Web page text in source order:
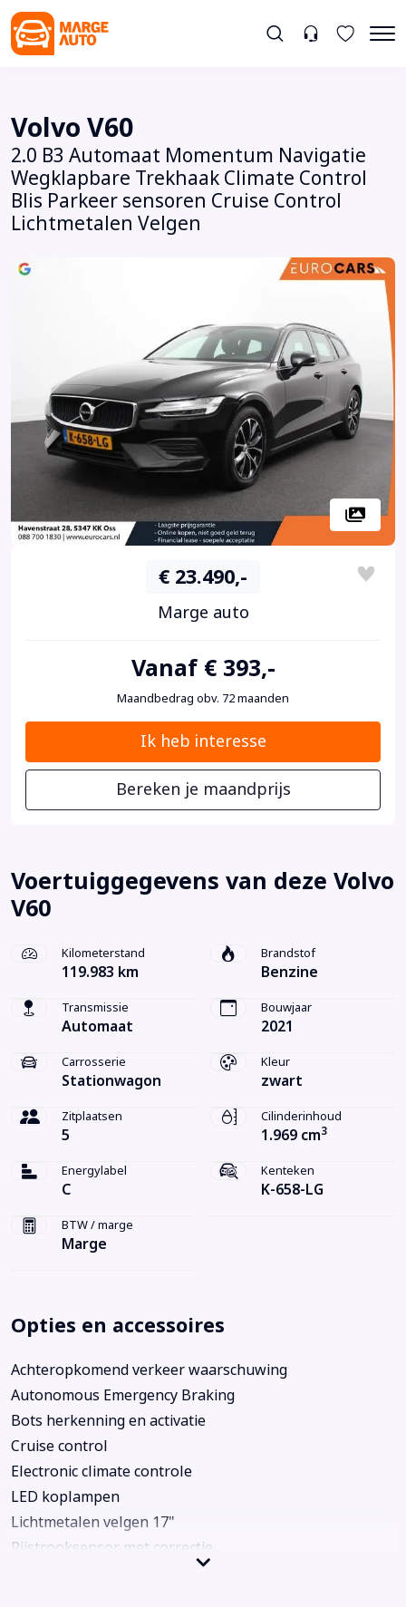
Volvo V60
2.0 B3 Automaat Momentum Navigatie
Wegklapbare Trekhaak Climate Control
Blis Parkeer sensoren Cruise Control
Lichtmetalen Velgen
€ 23.490,-
Marge auto
Vanaf € 393,-
Maandbedrag obv. 72 maanden
Ik heb interesse
Bereken je maandprijs
Voertuiggegevens van deze Volvo
V60
Kilometerstand
119.983 km
Brandstof
Benzine
Transmissie
Automaat
Bouwjaar
2021
Carrosserie
Stationwagon
Kleur
zwart
Zitplaatsen
5
Cilinderinhoud
1.969 cm3
Energylabel
C
Kenteken
K-658-LG
BTW / marge
Marge
Opties en accessoires
Achteropkomend verkeer waarschuwing
Autonomous Emergency Braking
Bots herkenning en activatie
Cruise control
Electronic climate controle
LED koplampen
Lichtmetalen velgen 17"
Rijstrooksensor met correctie
Achterbank in delen neerklapbaar